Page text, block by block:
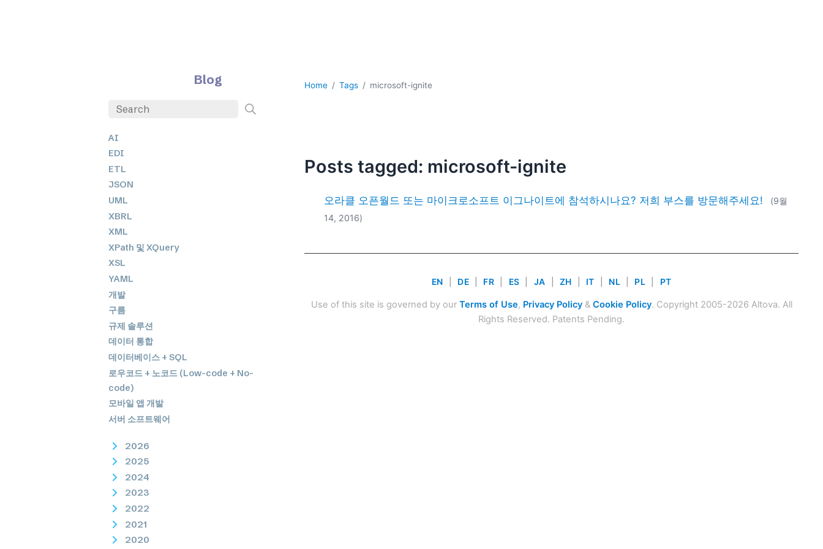
Blog
AI
EDI
ETL
JSON
UML
XBRL
XML
XPath 및 XQuery
XSL
YAML
개발
구름
규제 솔루션
데이터 통합
데이터베이스 + SQL
로우코드 + 노코드 (Low-code + No-
code)
모바일 앱 개발
서버 소프트웨어
2026
2025
2024
2023
2022
2021
2020
Home Tags microsoft-ignite
Posts tagged: microsoft-ignite
오라클 오픈월드 또는 마이크로소프트 이그나이트에 참석하시나요? 저희 부스를 방문해주세요!
(9월
14, 2016)
EN DE FR ES JA ZH IT NL PL PT
Use of this site is governed by our Terms of Use, Privacy Policy& Cookie Policy. Copyright 2005-2026 Altova. All
Rights Reserved. Patents Pending.